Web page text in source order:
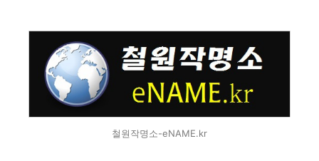
철원작명소-eNAME.kr